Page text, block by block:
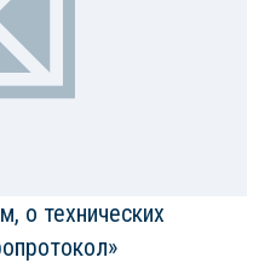
технических